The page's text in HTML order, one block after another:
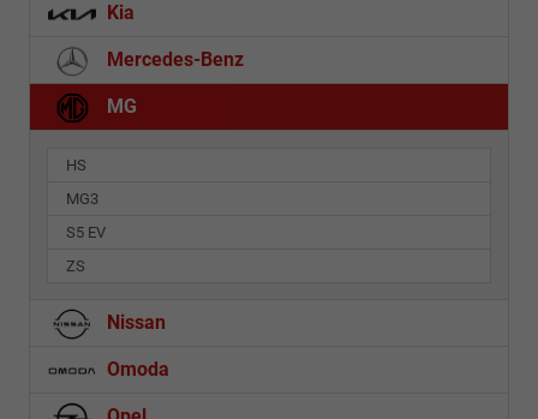
Kia
Mercedes-Benz
MG
HS
MG3
S5 EV
ZS
Nissan
Omoda